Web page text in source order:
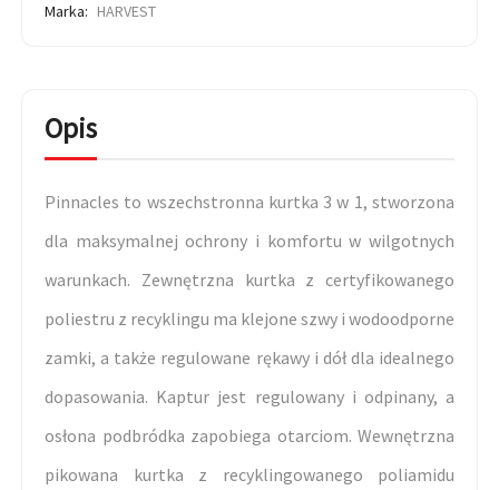
Marka: HARVEST
Opis
Pinnacles to wszechstronna kurtka 3 w 1, stworzona
dla maksymalnej ochrony i komfortu w wilgotnych
warunkach. Zewnętrzna kurtka z certyfikowanego
poliestru z recyklingu ma klejone szwy i wodoodporne
zamki, a także regulowane rękawy i dół dla idealnego
dopasowania. Kaptur jest regulowany i odpinany, a
osłona podbródka zapobiega otarciom. Wewnętrzna
pikowana kurtka z recyklingowanego poliamidu